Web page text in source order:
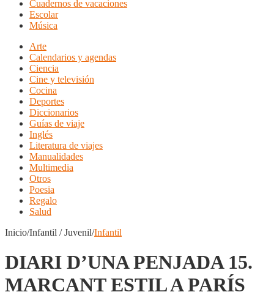
Cuadernos de vacaciones
Escolar
Música
Arte
Calendarios y agendas
Ciencia
Cine y televisión
Cocina
Deportes
Diccionarios
Guías de viaje
Inglés
Literatura de viajes
Manualidades
Multimedia
Otros
Poesia
Regalo
Salud
Inicio/Infantil / Juvenil/Infantil
DIARI D’UNA PENJADA 15.
MARCANT ESTIL A PARÍS